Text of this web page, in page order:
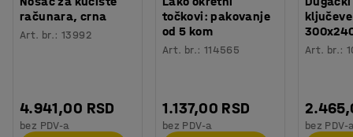
računara, crna
Art. br.:13992
4.941,00 RSD
bez PDV-a
točkovi: pakovanje
od 5 kom
Art. br.: 114565
1.137,00 RSD
bez PDV-a
Art. br.:
bez PDV-